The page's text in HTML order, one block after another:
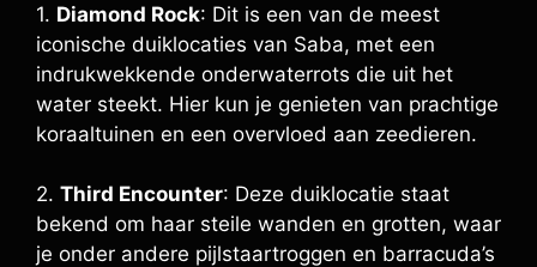
1. Diamond Rock: Dit is een van de meest
iconische duiklocaties van Saba, met een
indrukwekkende onderwaterrots die uit het
water steekt. Hier kun je genieten van prachtige
koraaltuinen en een overvloed aan zeedieren.
2. Third Encounter: Deze duiklocatie staat
bekend om haar steile wanden en grotten, waar
je onder andere pijlstaartroggen en barracuda’s